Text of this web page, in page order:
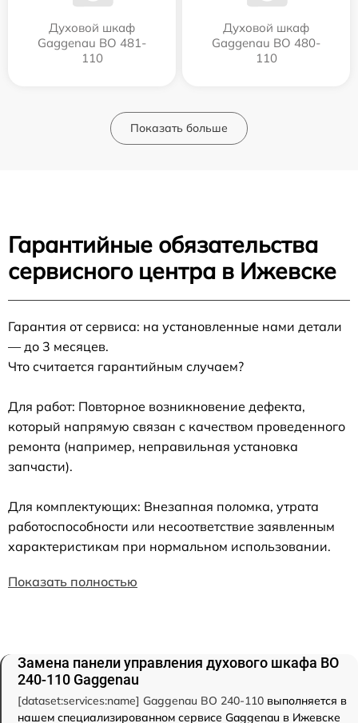
Духовой шкаф
Gaggenau BO 481-
110
Духовой шкаф
Gaggenau BO 480-
110
Показать больше
Гарантийные обязательства
сервисного центра в Ижевске
Гарантия от сервиса: на установленные нами детали
— до 3 месяцев.
Что считается гарантийным случаем?
Для работ: Повторное возникновение дефекта,
который напрямую связан с качеством проведенного
ремонта (например, неправильная установка
запчасти).
Для комплектующих: Внезапная поломка, утрата
работоспособности или несоответствие заявленным
характеристикам при нормальном использовании.
Показать полностью
Замена панели управления духового шкафа BO
240-110 Gaggenau
[dataset:services:name] Gaggenau BO 240-110 выполняется в
нашем специализированном сервисе Gaggenau в Ижевске